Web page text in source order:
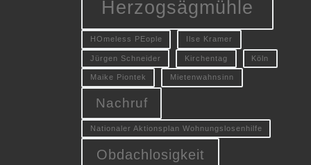
Herzogsägmühle
HOmeless PEople Ilse Kramer
Jürgen Schneider Kirchentag Köln
Maike Piontek Mietenwahnsinn
Nachruf
Nationaler Aktionsplan Wohnungslosenhilfe
Obdachlosigkeit